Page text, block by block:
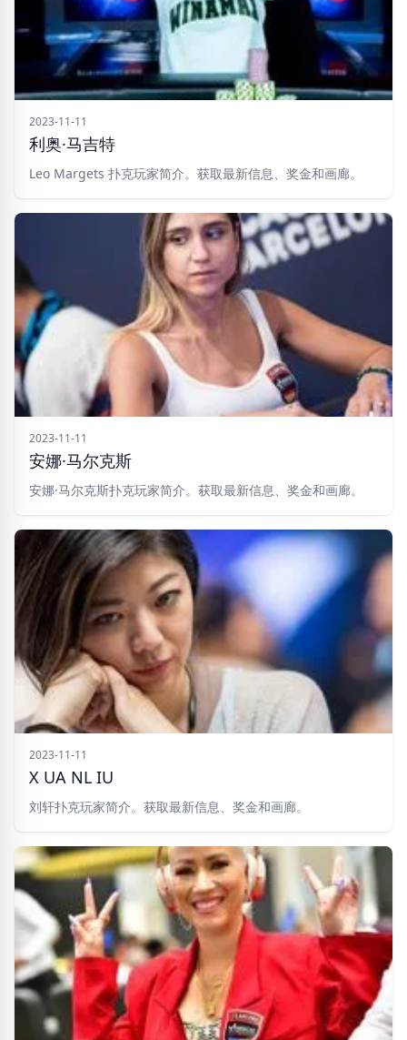
2023-11-11
利奥·马吉特
Leo Margets 扑克玩家简介。获取最新信息、奖金和画廊。
2023-11-11
安娜·马尔克斯
安娜·马尔克斯扑克玩家简介。获取最新信息、奖金和画廊。
2023-11-11
X UA NL IU
刘轩扑克玩家简介。获取最新信息、奖金和画廊。